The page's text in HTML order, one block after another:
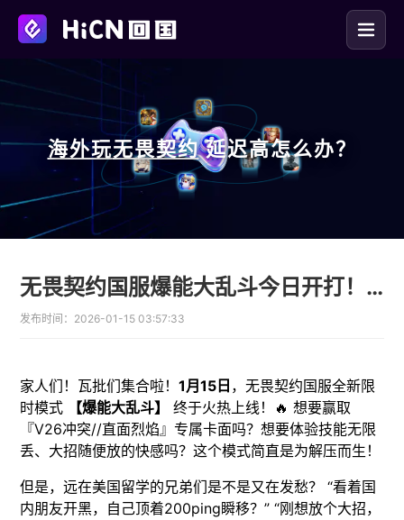
海外玩无畏契约 延迟高怎么办？
无畏契约国服爆能大乱斗今日开打！美国海外留学党如何0延迟畅玩？
发布时间： 2026-01-15 03:57:33
家人们！瓦批们集合啦！1月15日 ，无畏契约国服全新限
时模式
【爆能大乱斗】
终于火热上线！🔥 想要赢取
『V26冲突//直面烈焰』专属卡面吗？想要体验技能无限
丢、大招随便放的快感吗？这个模式简直是为解压而生！
但是，远在美国留学的兄弟们是不是又在发愁？ “看着国
内朋友开黑，自己顶着200ping瞬移？” “刚想放个大招，